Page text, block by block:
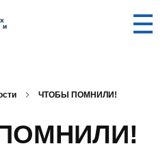
ЧТОБЫ ПОМНИЛИ!